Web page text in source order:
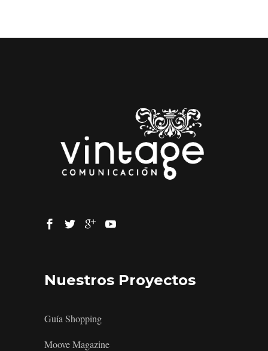
Nuestros Proyectos
Guía Shopping
Moove Magazine